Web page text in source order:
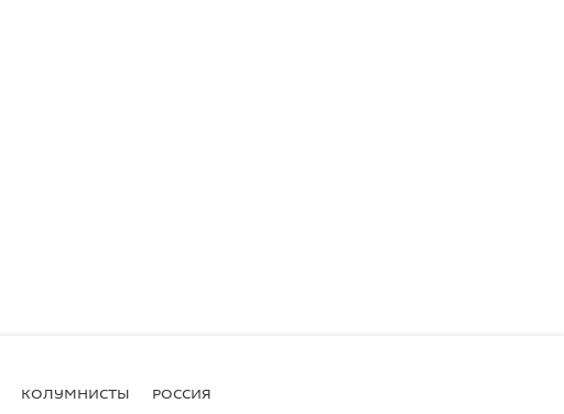
КОЛУМНИСТЫ РОССИЯ